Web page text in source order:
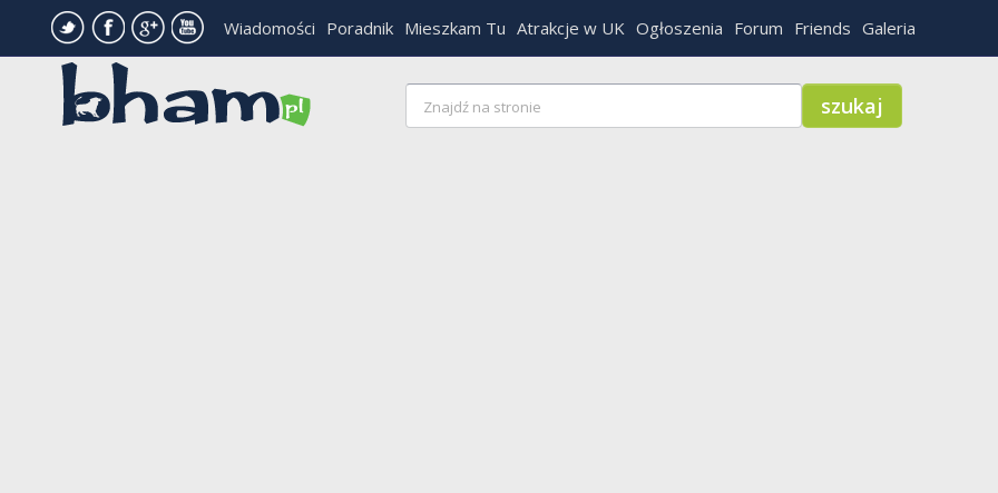
Wiadomości Poradnik Mieszkam Tu Atrakcje w UK Ogłoszenia Forum Friends Galeria